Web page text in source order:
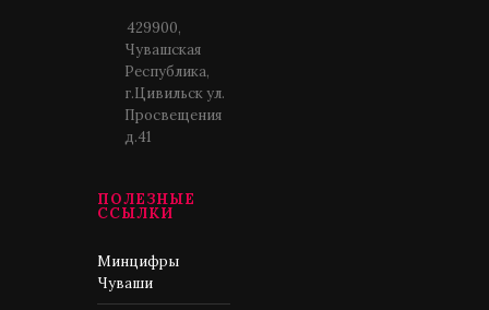
429900,
Чувашская
Республика,
г.Цивильск ул.
Просвещения
д.41
ПОЛЕЗНЫЕ
ССЫЛКИ
Минцифры
Чуваши